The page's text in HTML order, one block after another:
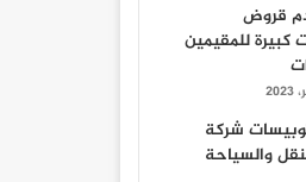
قروض
كبيرة للمقيمين
شركة
والسياحة